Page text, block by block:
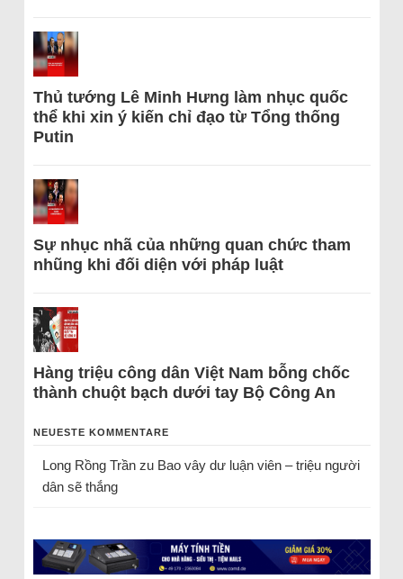
Thủ tướng Lê Minh Hưng làm nhục quốc
thể khi xin ý kiến chỉ đạo từ Tổng thống
Putin
Sự nhục nhã của những quan chức tham
nhũng khi đối diện với pháp luật
Hàng triệu công dân Việt Nam bỗng chốc
thành chuột bạch dưới tay Bộ Công An
NEUESTE KOMMENTARE
Long Rồng Trầnzu Bao vây dư luận viên – triệu người
dân sẽ thắng